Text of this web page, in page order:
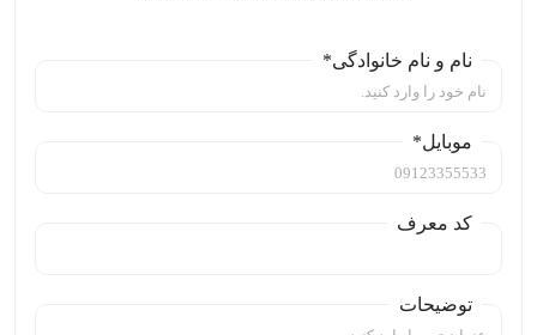
نام و نام خانوادگی*
موبایل*
کد معرف
توضیحات